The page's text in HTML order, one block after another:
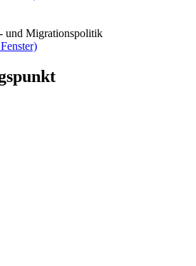
und Migrationspolitik